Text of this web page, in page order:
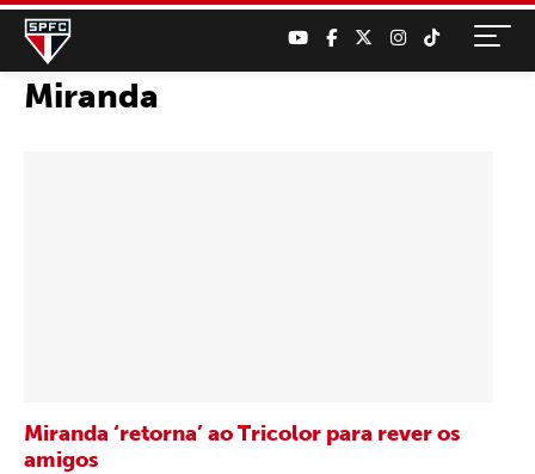
Miranda
Miranda ‘retorna’ ao Tricolor para rever os
amigos